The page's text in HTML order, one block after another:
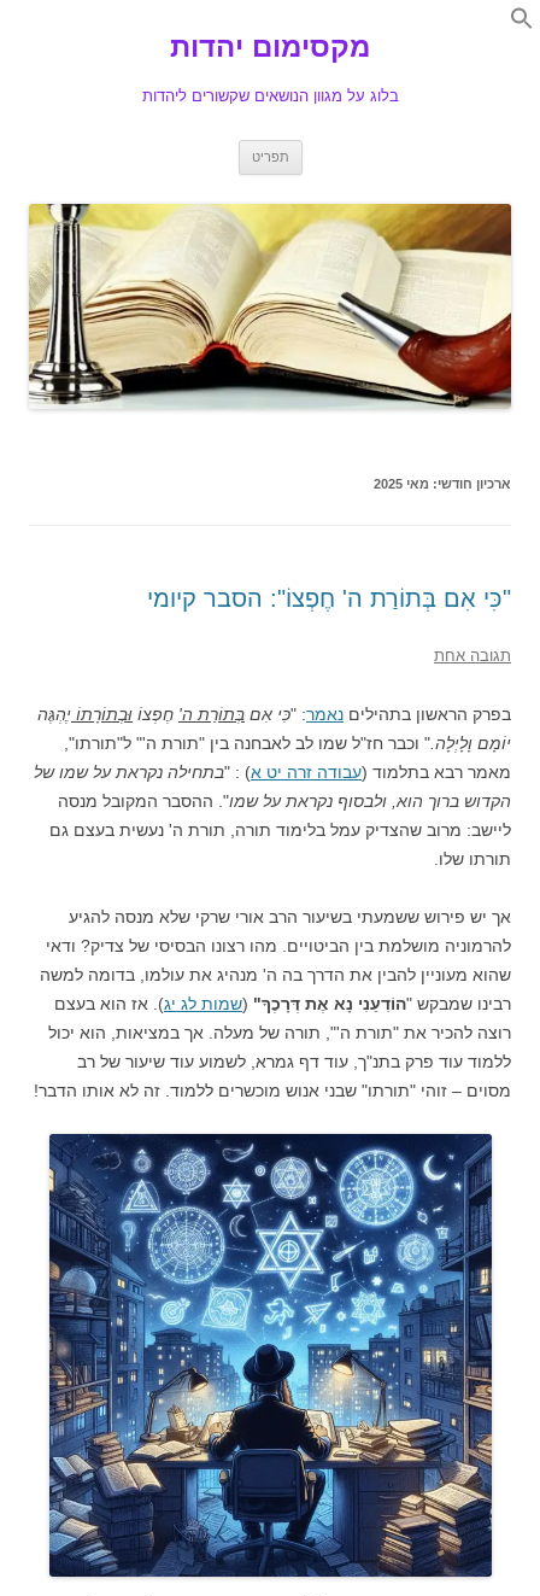
Search
מקסימום יהדות
בלוג על מגוון הנושאים שקשורים ליהדות
תפריט
ארכיון חודשי: מאי 2025
"כִּי אִם בְּתוֹרַת ה' חֶפְצוֹ": הסבר קיומי
תגובה אחת
בפרק הראשון בתהילים נאמר: "כִּי אִם בְּתוֹרַת ה' חֶפְצוֹ וּבְתוֹרָתוֹ יֶהְגֶּה
יוֹמָם וָלָיְלָה. " וכבר חז"ל שמו לב לאבחנה בין "תורת ה'" ל"תורתו",
מאמר רבא בתלמוד (עבודה זרה יט א) : "בתחילה נקראת על שמו של
הקדוש ברוך הוא, ולבסוף נקראת על שמו". ההסבר המקובל מנסה
ליישב: מרוב שהצדיק עמל בלימוד תורה, תורת ה' נעשית בעצם גם
תורתו שלו.
אך יש פירוש ששמעתי בשיעור הרב אורי שרקי שלא מנסה להגיע
להרמוניה מושלמת בין הביטויים. מהו רצונו הבסיסי של צדיק? ודאי
שהוא מעוניין להבין את הדרך בה ה' מנהיג את עולמו, בדומה למשה
רבינו שמבקש "הוֹדִעֵנִי נָא אֶת דְּרָכֶךָ" (שמות לג יג). אז הוא בעצם
רוצה להכיר את "תורת ה'", תורה של מעלה. אך במציאות, הוא יכול
ללמוד עוד פרק בתנ"ך, עוד דף גמרא, לשמוע עוד שיעור של רב
מסוים – זוהי "תורתו" שבני אנוש מוכשרים ללמוד. זה לא אותו הדבר!